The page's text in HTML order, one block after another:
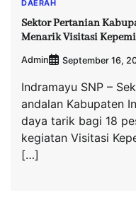
DAERAH
Sektor Pertanian
Menarik Visitasi
Admin September 16,
Indramayu SNP –
andalan Kabupaten
daya tarik bagi 18
kegiatan Visitasi
[…]